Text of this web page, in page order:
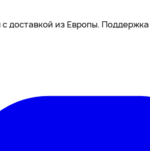
доставкой из Европы.